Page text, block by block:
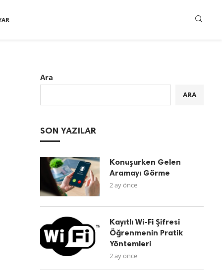
Ara
ARA
SON YAZILAR
Konuşurken Gelen
Aramayı Görme
2 ay önce
Kayıtlı Wi-Fi Şifresi
Öğrenmenin Pratik
Yöntemleri
2 ay önce